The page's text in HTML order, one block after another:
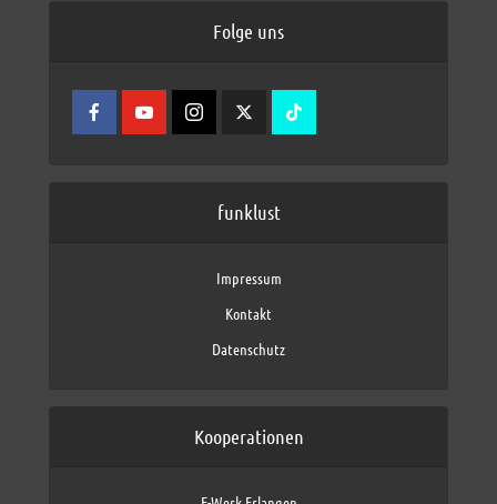
Folge uns
funklust
Impressum
Kontakt
Datenschutz
Kooperationen